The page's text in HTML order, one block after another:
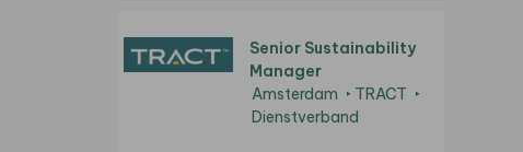
Senior Sustainability
Manager
Amsterdam
TRACT
Dienstverband